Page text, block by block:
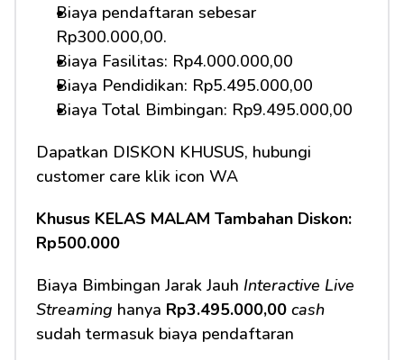
Biaya pendaftaran sebesar
Rp300.000,00.
Biaya Fasilitas: Rp4.000.000,00
Biaya Pendidikan: Rp5.495.000,00
Biaya Total Bimbingan: Rp9.495.000,00
Dapatkan DISKON KHUSUS, hubungi
customer care klik icon WA
Khusus KELAS MALAM Tambahan Diskon:
Rp500.000
Biaya Bimbingan Jarak Jauh Interactive Live
Streaming hanya Rp3.495.000,00 cash
sudah termasuk biaya pendaftaran